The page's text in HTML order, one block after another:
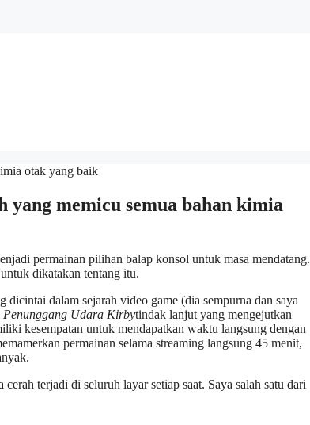
memicu semua bahan kimia
permainan pilihan balap konsol untuk masa mendatang.
dikatakan tentang itu.
dalam sejarah video game (dia sempurna dan saya
Penunggang Udara Kirbytindak lanjut yang mengejutkan
kesempatan untuk mendapatkan waktu langsung dengan
permainan selama streaming langsung 45 menit,
terjadi di seluruh layar setiap saat. Saya salah satu dari